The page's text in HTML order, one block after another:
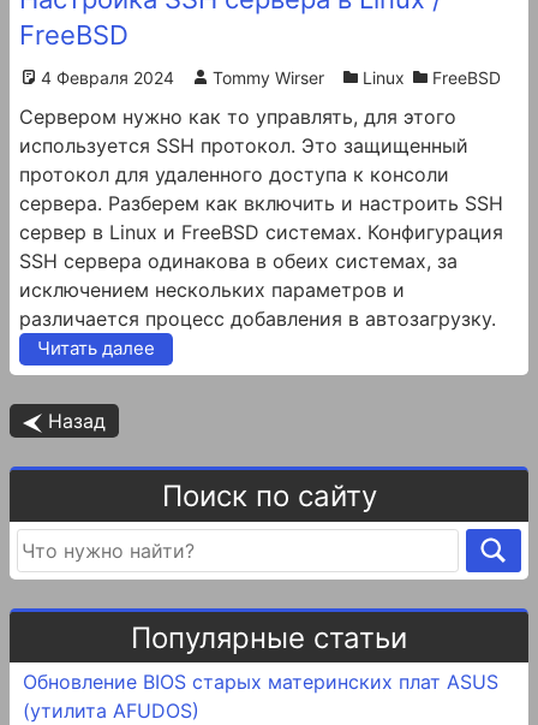
FreeBSD
4 Февраля 2024 Tommy Wirser Linux FreeBSD
Сервером нужно как то управлять, для этого
используется SSH протокол. Это защищенный
протокол для удаленного доступа к консоли
сервера. Разберем как включить и настроить SSH
сервер в Linux и FreeBSD системах. Конфигурация
SSH сервера одинакова в обеих системах, за
исключением нескольких параметров и
различается процесс добавления в автозагрузку.
Читать далее
Назад
Поиск по сайту
Популярные статьи
Обновление BIOS старых материнских плат ASUS
(утилита AFUDOS)